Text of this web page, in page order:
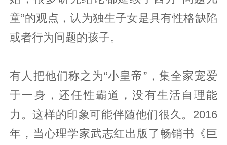
童”的观点，认为独生子女是具有性格缺陷
或者行为问题的孩子。
有人把他们称之为“小皇帝”，集全家宠爱
于一身，还任性霸道，没有生活自理能
力。这样的印象可能伴随他们很久。2016
年，当心理学家武志红出版了畅销书《巨